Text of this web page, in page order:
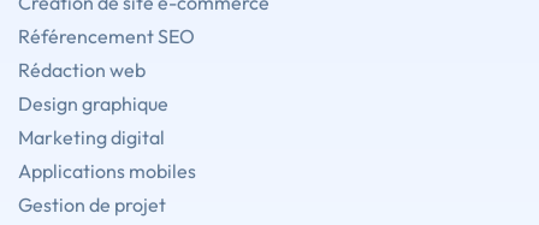
Référencement SEO
Rédaction web
Design graphique
Marketing digital
Applications mobiles
Gestion de projet